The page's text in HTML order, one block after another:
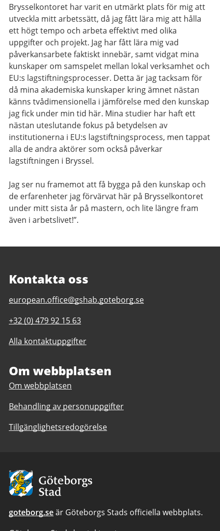
Brysselkontoret har varit en utmärkt plats för mig att
utveckla mitt arbetssätt, då jag fått lära mig att hålla
ett högt tempo och arbeta effektivt med olika
uppgifter och projekt. Jag har fått lära mig vad
påverkansarbete faktiskt innebär, samt vidgat mina
kunskaper om samspelet mellan lokal verksamhet och
EU:s lagstiftningsprocesser. Detta är jag tacksam för
då mina akademiska kunskaper kring ämnet nästan
känns tvådimensionella i jämförelse med den kunskap
jag fick under min tid här. Mina studier har haft ett
nästan uteslutande fokus på betydelsen av
institutionerna i EU:s lagstiftningsprocess, men tappat
alla de andra aktörer som också påverkar
lagstiftningen i Bryssel.
Jag ser nu framemot att få bygga på den kunskap och
de erfarenheter jag förvärvat här på Brysselkontoret
under mitt sista år på mastern, och lite längre fram
även i arbetslivet!”.
Kontakta oss
E-
till
Gothenburg
European
european.office@gshab.goteborg.se
Telefonnummer
Gothenburg
Office
+32 (0) 479 92 15 63
Alla kontaktuppgifter
Om webbplatsen
Om webbplatsen
Behandling av personuppgifter
Tillgänglighetsredogörelse
Avsändare:
Göteborgs
Stad
goteborg.seär Göteborgs Stads officiella webbplats.